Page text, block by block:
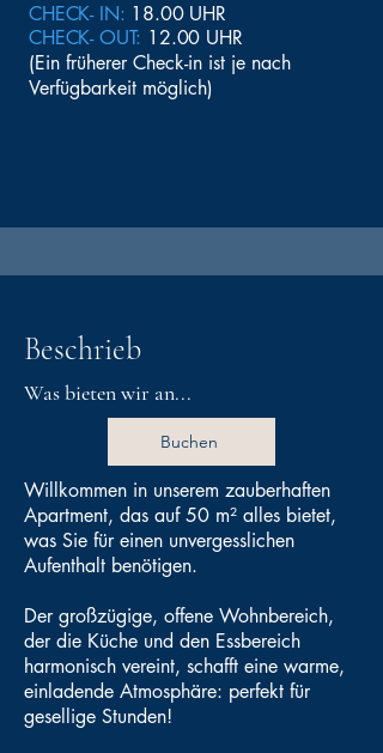
CHECK- IN: 18.00 UHR
CHECK- OUT: 12.00 UHR
(Ein früherer Check-in ist je nach
Verfügbarkeit möglich)
Beschrieb
Was bieten wir an...
Buchen
Willkommen in unserem zauberhaften
Apartment, das auf 50 m² alles bietet,
was Sie für einen unvergesslichen
Aufenthalt benötigen.
Der großzügige, offene Wohnbereich,
der die Küche und den Essbereich
harmonisch vereint, schafft eine warme,
einladende Atmosphäre: perfekt für
gesellige Stunden!